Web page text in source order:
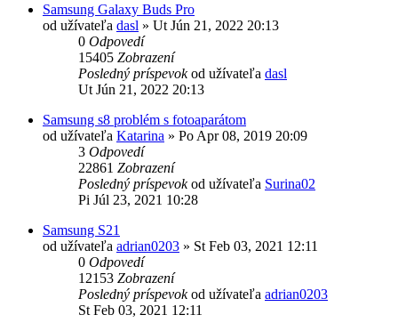
Samsung Galaxy Buds Pro
od užívateľa dasl » Ut Jún 21, 2022 20:13
0 Odpovedí
15405 Zobrazení
Posledný príspevokod užívateľa dasl
Ut Jún 21, 2022 20:13
Samsung s8 problém s fotoaparátom
od užívateľa Katarina » Po Apr 08, 2019 20:09
3 Odpovedí
22861 Zobrazení
Posledný príspevokod užívateľa Surina02
Pi Júl 23, 2021 10:28
Samsung S21
od užívateľa adrian0203 » St Feb 03, 2021 12:11
0 Odpovedí
12153 Zobrazení
Posledný príspevokod užívateľa adrian0203
St Feb 03, 2021 12:11